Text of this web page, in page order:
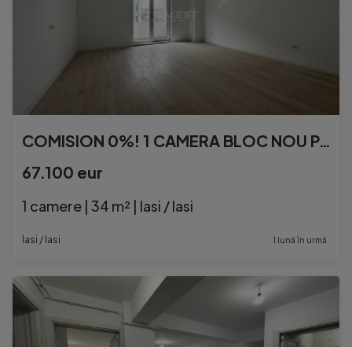
COMISION 0%! 1 CAMERA BLOC NOU PACURARI KAUFLAND
67.100 eur
1 camere | 34 m² | Iasi / Iasi
Iasi / Iasi 1 lună în urmă